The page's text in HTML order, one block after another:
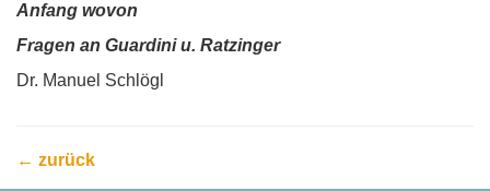
Anfang wovon
Fragen an Guardini u. Ratzinger
Dr. Manuel Schlögl
← zurück